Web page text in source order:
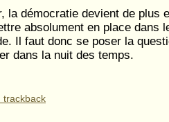
la démocratie devient de plus
absolument en place dans
Il faut donc se poser la
dans la nuit des temps.
trackback